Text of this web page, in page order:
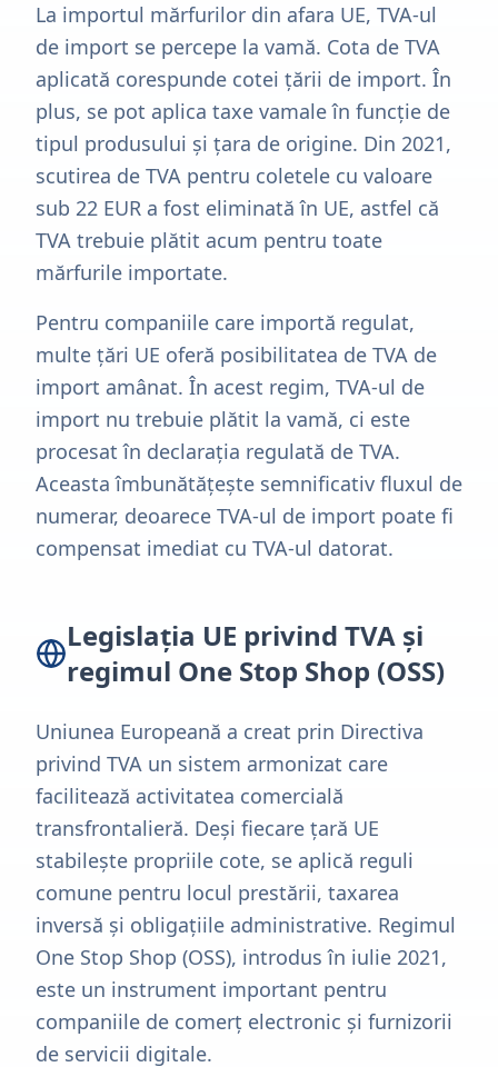
La importul mărfurilor din afara UE, TVA-ul
de import se percepe la vamă. Cota de TVA
aplicată corespunde cotei țării de import. În
plus, se pot aplica taxe vamale în funcție de
tipul produsului și țara de origine. Din 2021,
scutirea de TVA pentru coletele cu valoare
sub 22 EUR a fost eliminată în UE, astfel că
TVA trebuie plătit acum pentru toate
mărfurile importate.
Pentru companiile care importă regulat,
multe țări UE oferă posibilitatea de TVA de
import amânat. În acest regim, TVA-ul de
import nu trebuie plătit la vamă, ci este
procesat în declarația regulată de TVA.
Aceasta îmbunătățește semnificativ fluxul de
numerar, deoarece TVA-ul de import poate fi
compensat imediat cu TVA-ul datorat.
Legislația UE privind TVA și
regimul One Stop Shop (OSS)
Uniunea Europeană a creat prin Directiva
privind TVA un sistem armonizat care
facilitează activitatea comercială
transfrontalieră. Deși fiecare țară UE
stabilește propriile cote, se aplică reguli
comune pentru locul prestării, taxarea
inversă și obligațiile administrative. Regimul
One Stop Shop (OSS), introdus în iulie 2021,
este un instrument important pentru
companiile de comerț electronic și furnizorii
de servicii digitale.